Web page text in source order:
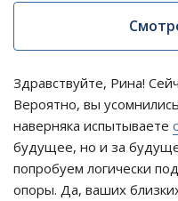
Здравствуйте, Рина!
Вероятно, вы
наверняка испытываете
будущее, но и за
попробуем логически
опоры. Да, ваших